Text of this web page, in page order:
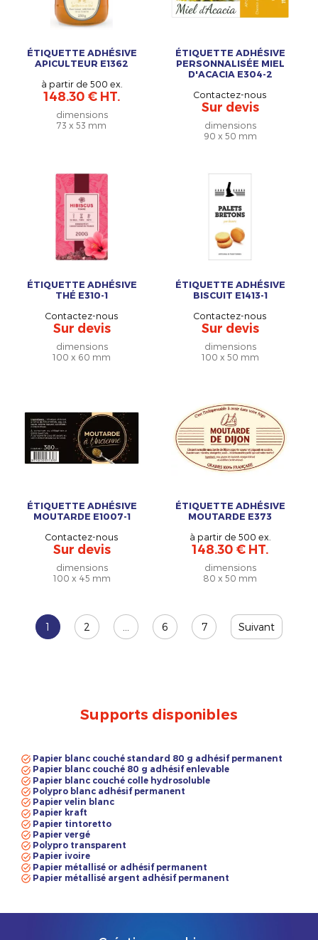
ÉTIQUETTE ADHÉSIVE
APICULTEUR E1362
à partir de 500 ex.
148.30 € HT.
dimensions
73 x 53 mm
ÉTIQUETTE ADHÉSIVE
PERSONNALISÉE MIEL
D'ACACIA E304-2
Contactez-nous
Sur devis
dimensions
90 x 50 mm
ÉTIQUETTE ADHÉSIVE
THÉ E310-1
Contactez-nous
Sur devis
dimensions
100 x 60 mm
ÉTIQUETTE ADHÉSIVE
BISCUIT E1413-1
Contactez-nous
Sur devis
dimensions
100 x 50 mm
ÉTIQUETTE ADHÉSIVE
MOUTARDE E1007-1
Contactez-nous
Sur devis
dimensions
100 x 45 mm
ÉTIQUETTE ADHÉSIVE
MOUTARDE E373
à partir de 500 ex.
148.30 € HT.
dimensions
80 x 50 mm
1 2 6 7 Suivant
Supports disponibles
Papier blanc couché standard 80 g adhésif permanent
Papier blanc couché 80 g adhésif enlevable
Papier blanc couché colle hydrosoluble
Polypro blanc adhésif permanent
Papier velin blanc
Papier kraft
Papier tintoretto
Papier vergé
Polypro transparent
Papier ivoire
Papier métallisé or adhésif permanent
Papier métallisé argent adhésif permanent